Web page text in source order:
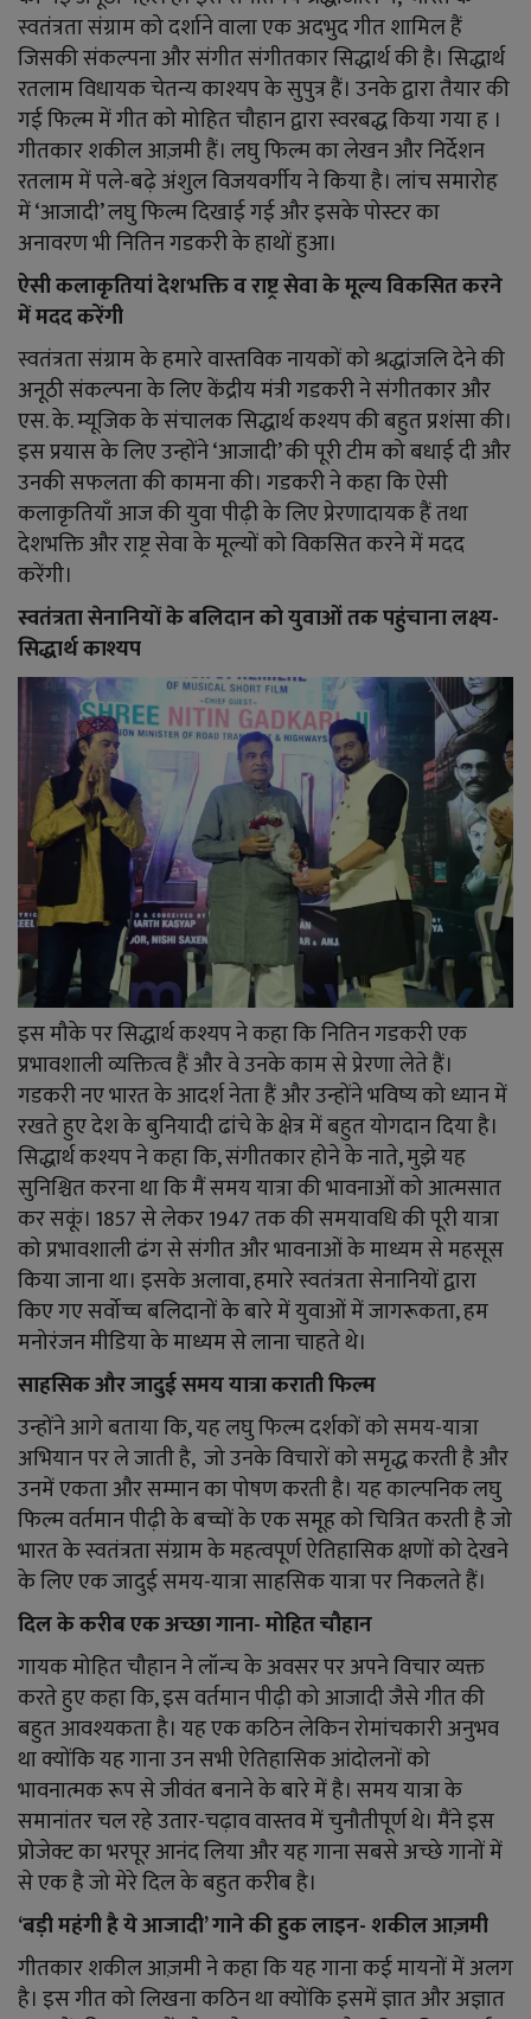
स्वतंत्रता संग्राम को दर्शाने वाला एक अदभुद गीत शामिल हैं
जिसकी संकल्पना और संगीत संगीतकार सिद्धार्थ की है। सिद्धार्थ
रतलाम विधायक चेतन्य काश्यप के सुपुत्र हैं। उनके द्वारा तैयार की
गई फिल्म में गीत को मोहित चौहान द्वारा स्वरबद्ध किया गया ह ।
गीतकार शकील आज़मी हैं। लघु फिल्म का लेखन और निर्देशन
रतलाम में पले-बढ़े अंशुल विजयवर्गीय ने किया है। लांच समारोह
में ‘आजादी’ लघु फिल्म दिखाई गई और इसके पोस्टर का
अनावरण भी नितिन गडकरी के हाथों हुआ।
ऐसी कलाकृतियां देशभक्ति व राष्ट्र सेवा के मूल्य विकसित करने
में मदद करेंगी
स्वतंत्रता संग्राम के हमारे वास्तविक नायकों को श्रद्धांजलि देने की
अनूठी संकल्पना के लिए केंद्रीय मंत्री गडकरी ने संगीतकार और
एस. के. म्यूजिक के संचालक सिद्धार्थ कश्यप की बहुत प्रशंसा की।
इस प्रयास के लिए उन्होंने ‘आजादी’ की पूरी टीम को बधाई दी और
उनकी सफलता की कामना की। गडकरी ने कहा कि ऐसी
कलाकृतियाँ आज की युवा पीढ़ी के लिए प्रेरणादायक हैं तथा
देशभक्ति और राष्ट्र सेवा के मूल्यों को विकसित करने में मदद
करेंगी।
स्वतंत्रता सेनानियों के बलिदान को युवाओं तक पहुंचाना लक्ष्य-
सिद्धार्थ काश्यप
इस मौके पर सिद्धार्थ कश्यप ने कहा कि नितिन गडकरी एक
प्रभावशाली व्यक्तित्व हैं और वे उनके काम से प्रेरणा लेते हैं।
गडकरी नए भारत के आदर्श नेता हैं और उन्होंने भविष्य को ध्यान में
रखते हुए देश के बुनियादी ढांचे के क्षेत्र में बहुत योगदान दिया है।
सिद्धार्थ कश्यप ने कहा कि, संगीतकार होने के नाते, मुझे यह
सुनिश्चित करना था कि मैं समय यात्रा की भावनाओं को आत्मसात
कर सकूं। 1857 से लेकर 1947 तक की समयावधि की पूरी यात्रा
को प्रभावशाली ढंग से संगीत और भावनाओं के माध्यम से महसूस
किया जाना था। इसके अलावा, हमारे स्वतंत्रता सेनानियों द्वारा
किए गए सर्वोच्च बलिदानों के बारे में युवाओं में जागरूकता, हम
मनोरंजन मीडिया के माध्यम से लाना चाहते थे।
साहसिक और जादुई समय यात्रा कराती फिल्म
उन्होंने आगे बताया कि, यह लघु फिल्म दर्शकों को समय-यात्रा
अभियान पर ले जाती है, जो उनके विचारों को समृद्ध करती है और
उनमें एकता और सम्मान का पोषण करती है। यह काल्पनिक लघु
फिल्म वर्तमान पीढ़ी के बच्चों के एक समूह को चित्रित करती है जो
भारत के स्वतंत्रता संग्राम के महत्वपूर्ण ऐतिहासिक क्षणों को देखने
के लिए एक जादुई समय-यात्रा साहसिक यात्रा पर निकलते हैं।
दिल के करीब एक अच्छा गाना- मोहित चौहान
गायक मोहित चौहान ने लॉन्च के अवसर पर अपने विचार व्यक्त
करते हुए कहा कि, इस वर्तमान पीढ़ी को आजादी जैसे गीत की
बहुत आवश्यकता है। यह एक कठिन लेकिन रोमांचकारी अनुभव
था क्योंकि यह गाना उन सभी ऐतिहासिक आंदोलनों को
भावनात्मक रूप से जीवंत बनाने के बारे में है। समय यात्रा के
समानांतर चल रहे उतार-चढ़ाव वास्तव में चुनौतीपूर्ण थे। मैंने इस
प्रोजेक्ट का भरपूर आनंद लिया और यह गाना सबसे अच्छे गानों में
से एक है जो मेरे दिल के बहुत करीब है।
‘बड़ी महंगी है ये आजादी’ गाने की हुक लाइन- शकील आज़मी
गीतकार शकील आज़मी ने कहा कि यह गाना कई मायनों में अलग
है। इस गीत को लिखना कठिन था क्योंकि इसमें ज्ञात और अज्ञात